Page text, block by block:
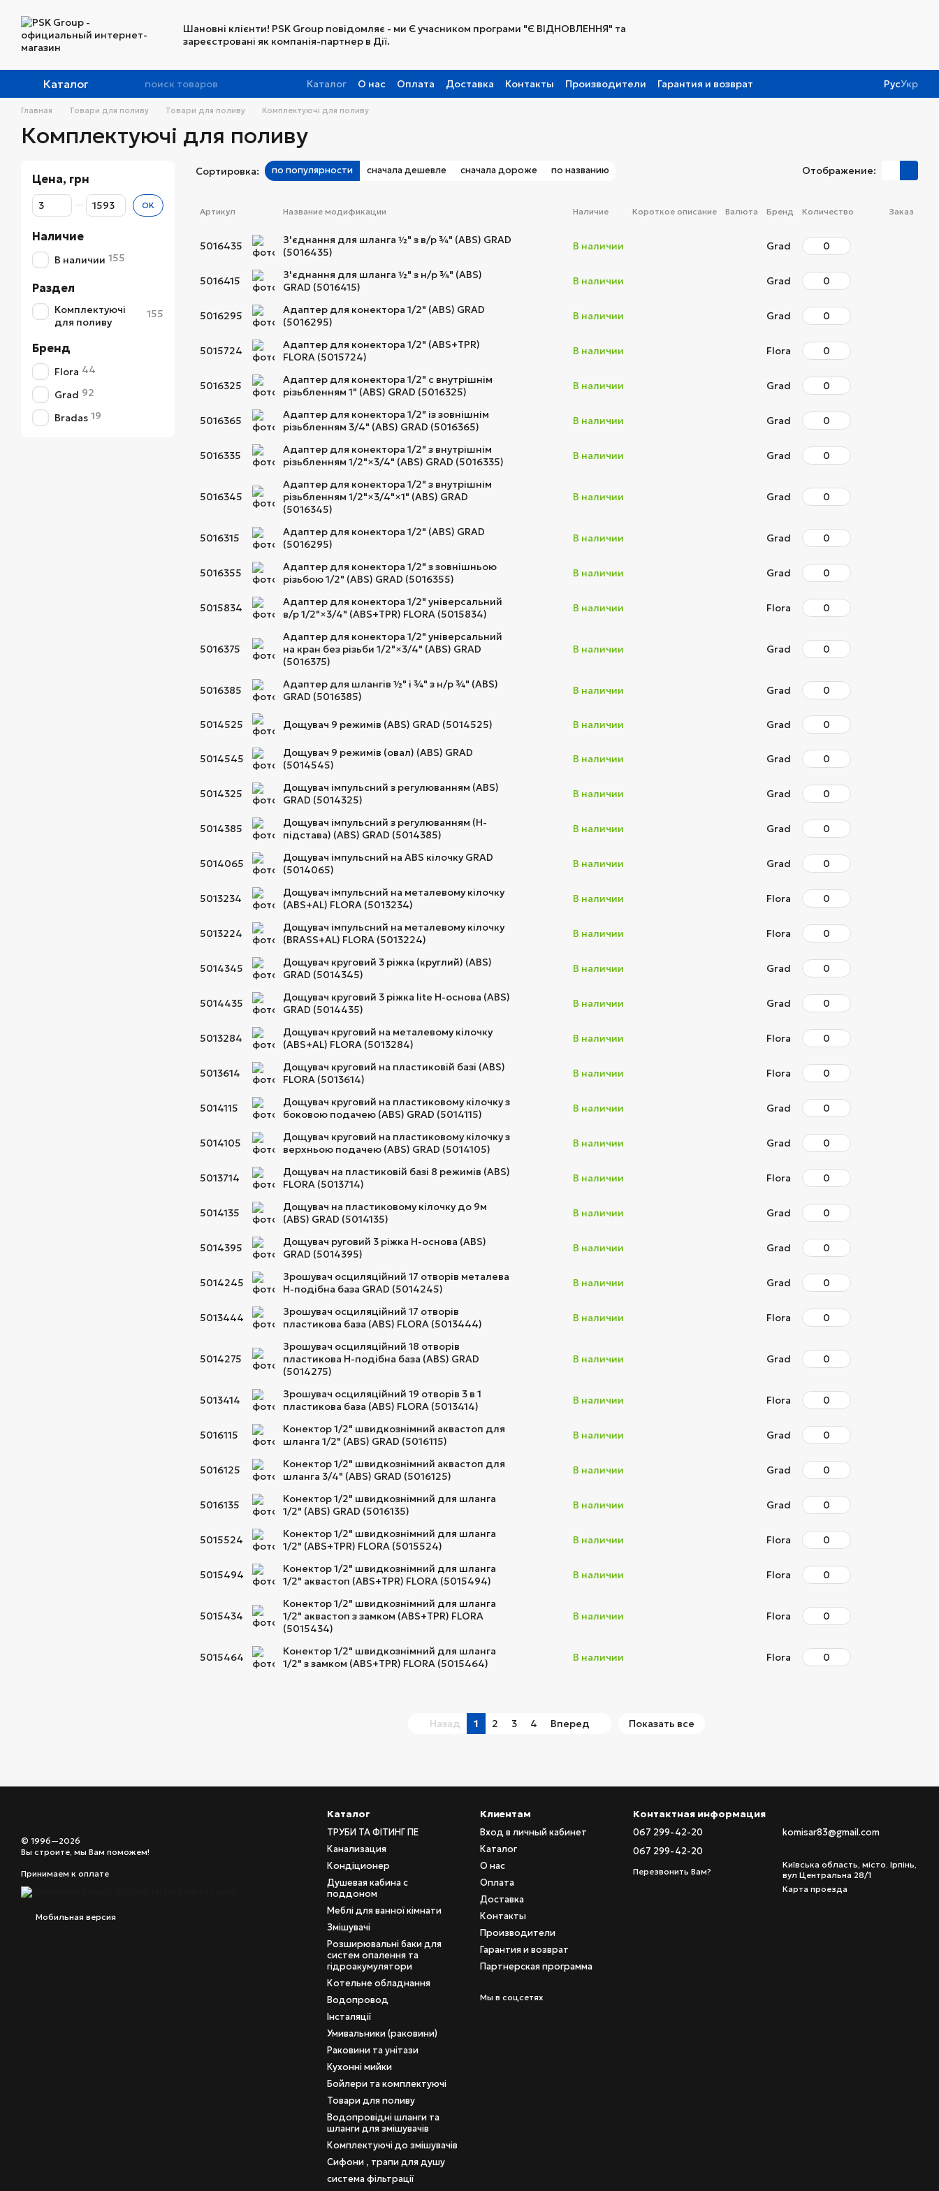
Шановні клієнти! PSK Group повідомляє - ми Є учасником програми "Є ВІДНОВЛЕННЯ" та
зареєстровані як компанія-партнер в Дії.
Каталог Каталог О нас Оплата Доставка Контакты Производители
Гарантия и возврат
Партнерская программа
РусУкр
Главная Товари для поливу Товари для поливу Комплектуючі для поливу
Комплектуючі для поливу
Сортировка: по популярности сначала дешевле сначала дороже по названию Отображение:
Артикул Название модификации Наличие Короткое описание Валюта Бренд Количество Заказ
5016435
З'єднання для шланга ½" з в/р ¾" (ABS) GRAD
(5016435)
В наличии Grad
5016415
З'єднання для шланга ½" з н/р ¾" (ABS)
GRAD (5016415)
В наличии Grad
5016295
Адаптер для конектора 1/2" (ABS) GRAD
(5016295)
В наличии Grad
5015724
Адаптер для конектора 1/2" (ABS+TPR)
FLORA (5015724)
В наличии Flora
5016325
Адаптер для конектора 1/2" c внутрішнім
різьбленням 1" (ABS) GRAD (5016325)
В наличии Grad
5016365
Адаптер для конектора 1/2" із зовнішнім
різьбленням 3/4" (ABS) GRAD (5016365)
В наличии Grad
5016335
Адаптер для конектора 1/2" з внутрішнім
різьбленням 1/2"×3/4" (ABS) GRAD (5016335)
В наличии Grad
5016345
Адаптер для конектора 1/2" з внутрішнім
різьбленням 1/2"×3/4"×1" (ABS) GRAD
(5016345)
В наличии Grad
5016315
Адаптер для конектора 1/2" (ABS) GRAD
(5016295)
В наличии Grad
5016355
Адаптер для конектора 1/2" з зовнішньою
різьбою 1/2" (ABS) GRAD (5016355)
В наличии Grad
5015834
Адаптер для конектора 1/2" універсальний
в/р 1/2"×3/4" (ABS+TPR) FLORA (5015834)
В наличии Flora
5016375
Адаптер для конектора 1/2" універсальний
на кран без різьби 1/2"×3/4" (ABS) GRAD
(5016375)
В наличии Grad
5016385
Адаптер для шлангів ½" і ¾" з н/р ¾" (ABS)
GRAD (5016385)
В наличии Grad
5014525 Дощувач 9 режимів (ABS) GRAD (5014525) В наличии Grad
5014545
Дощувач 9 режимів (овал) (ABS) GRAD
(5014545)
В наличии Grad
5014325
Дощувач імпульсний з регулюванням (ABS)
GRAD (5014325)
В наличии Grad
5014385
Дощувач імпульсний з регулюванням (Н-
підстава) (ABS) GRAD (5014385)
В наличии Grad
5014065
Дощувач імпульсний на ABS кілочку GRAD
(5014065)
В наличии Grad
5013234
Дощувач імпульсний на металевому кілочку
(ABS+AL) FLORA (5013234)
В наличии Flora
5013224
Дощувач імпульсний на металевому кілочку
(BRASS+AL) FLORA (5013224)
В наличии Flora
5014345
Дощувач круговий 3 ріжка (круглий) (ABS)
GRAD (5014345)
В наличии Grad
5014435
Дощувач круговий 3 ріжка lite Н-основа (ABS)
GRAD (5014435)
В наличии Grad
5013284
Дощувач круговий на металевому кілочку
(ABS+AL) FLORA (5013284)
В наличии Flora
5013614
Дощувач круговий на пластиковій базі (ABS)
FLORA (5013614)
В наличии Flora
5014115
Дощувач круговий на пластиковому кілочку з
боковою подачею (ABS) GRAD (5014115)
В наличии Grad
5014105
Дощувач круговий на пластиковому кілочку з
верхньою подачею (ABS) GRAD (5014105)
В наличии Grad
5013714
Дощувач на пластиковій базі 8 режимів (ABS)
FLORA (5013714)
В наличии Flora
5014135
Дощувач на пластиковому кілочку до 9м
(ABS) GRAD (5014135)
В наличии Grad
5014395
Дощувач руговий 3 ріжка Н-основа (ABS)
GRAD (5014395)
В наличии Grad
5014245
Зрошувач осциляційний 17 отворів металева
Н-подібна база GRAD (5014245)
В наличии Grad
5013444
Зрошувач осциляційний 17 отворів
пластикова база (ABS) FLORA (5013444)
В наличии Flora
5014275
Зрошувач осциляційний 18 отворів
пластикова Н-подібна база (ABS) GRAD
(5014275)
В наличии Grad
5013414
Зрошувач осциляційний 19 отворів 3 в 1
пластикова база (ABS) FLORA (5013414)
В наличии Flora
5016115
Конектор 1/2" швидкознімний аквастоп для
шланга 1/2" (ABS) GRAD (5016115)
В наличии Grad
5016125
Конектор 1/2" швидкознімний аквастоп для
шланга 3/4" (ABS) GRAD (5016125)
В наличии Grad
5016135
Конектор 1/2" швидкознімний для шланга
1/2" (ABS) GRAD (5016135)
В наличии Grad
5015524
Конектор 1/2" швидкознімний для шланга
1/2" (ABS+TPR) FLORA (5015524)
В наличии Flora
5015494
Конектор 1/2" швидкознімний для шланга
1/2" аквастоп (ABS+TPR) FLORA (5015494)
В наличии Flora
5015434
Конектор 1/2" швидкознімний для шланга
1/2" аквастоп з замком (ABS+TPR) FLORA
(5015434)
В наличии Flora
5015464
Конектор 1/2" швидкознімний для шланга
1/2" з замком (ABS+TPR) FLORA (5015464)
В наличии Flora
Назад 1 2 3 4 Вперед Показать все
Цена, грн
От Цена, грн
До Цена, грн OK
Наличие
В наличии 155
Раздел
Комплектуючі
для поливу
155
Бренд
Flora 44
Grad 92
Bradas 19
© 1996—2026
Вы строите, мы Вам поможем!
Принимаем к оплате
Мобильная версия
Каталог
ТРУБИ ТА ФІТИНГ ПЕ
Канализация
Кондіционер
Душевая кабина с
поддоном
Меблі для ванної кімнати
Змішувачі
Розширювальні баки для
систем опалення та
гідроакумулятори
Котельне обладнання
Водопровод
Інсталяції
Умивальники (раковини)
Раковини та унітази
Кухонні мийки
Бойлери та комплектуючі
Товари для поливу
Водопровідні шланги та
шланги для змішувачів
Комплектуючі до змішувачів
Сифони , трапи для душу
система фільтрації
Клиентам
Вход в личный кабинет
Каталог
О нас
Оплата
Доставка
Контакты
Производители
Гарантия и возврат
Партнерская программа
Мы в соцсетях
Контактная информация
067 299-42-20
067 299-42-20
Перезвонить Вам?
komisar83@gmail.com
Київська область, місто. Ірпінь,
вул Центральна 28/1
Карта проезда